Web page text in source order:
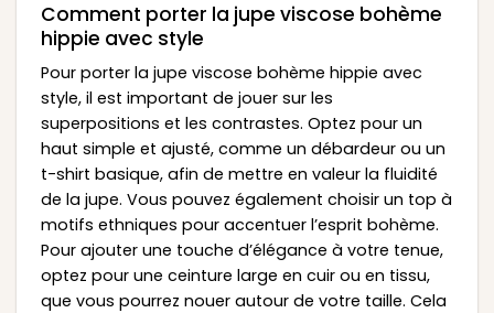
Comment porter la jupe viscose bohème
hippie avec style
Pour porter la jupe viscose bohème hippie avec
style, il est important de jouer sur les
superpositions et les contrastes. Optez pour un
haut simple et ajusté, comme un débardeur ou un
t-shirt basique, afin de mettre en valeur la fluidité
de la jupe. Vous pouvez également choisir un top à
motifs ethniques pour accentuer l’esprit bohème.
Pour ajouter une touche d’élégance à votre tenue,
optez pour une ceinture large en cuir ou en tissu,
que vous pourrez nouer autour de votre taille. Cela